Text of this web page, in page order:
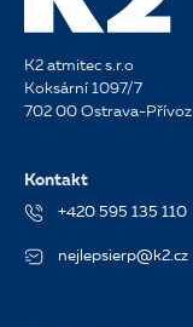
K2 atmitec s.r.o
Koksární 1097/7
702 00 Ostrava-Přívoz
Kontakt
+420 595 135 110
nejlepsierp@k2.cz